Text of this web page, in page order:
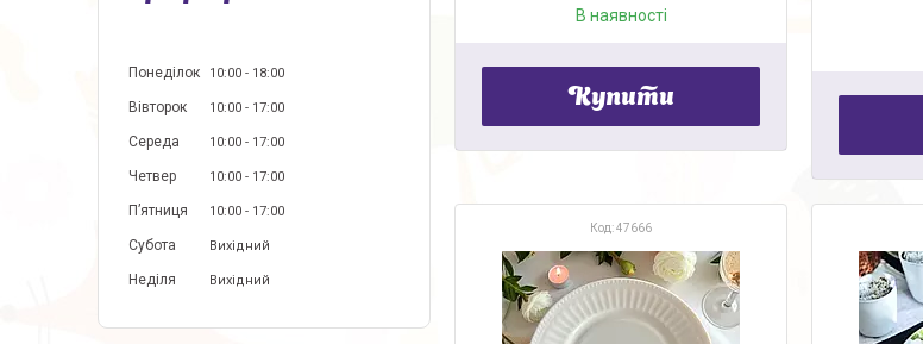
В наявності
Купити
47666
Понеділок 10:00 18:00
Вівторок 10:00 17:00
Середа 10:00 17:00
Четвер 10:00 17:00
Пʼятниця 10:00 17:00
Субота Вихідний
Неділя Вихідний